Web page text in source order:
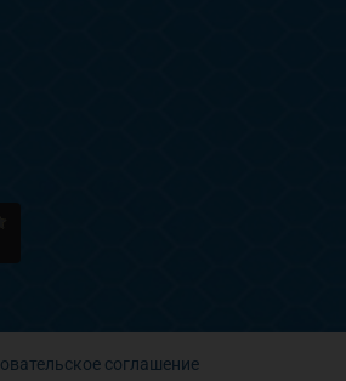
соглашение